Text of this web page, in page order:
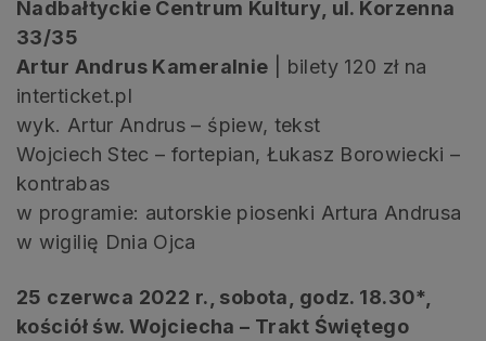
Nadbałtyckie Centrum Kultury, ul. Korzenna
33/35
Artur Andrus Kameralnie | bilety 120 zł na
interticket.pl
wyk. Artur Andrus – śpiew, tekst
Wojciech Stec – fortepian, Łukasz Borowiecki –
kontrabas
w programie: autorskie piosenki Artura Andrusa
w wigilię Dnia Ojca
25 czerwca 2022 r., sobota, godz. 18.30*,
kościół św. Wojciecha – Trakt Świętego